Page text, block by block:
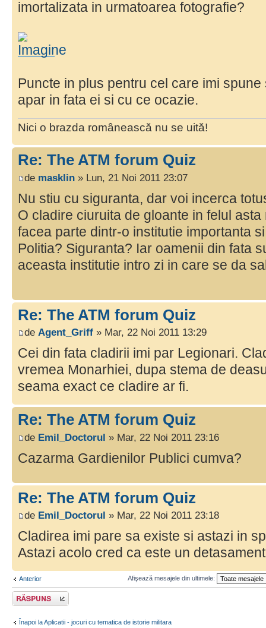
imortalizata in urmatoarea fotografie?
Puncte in plus pentru cel care imi
apar in fata ei si cu ce ocazie.
Nici o brazda românească nu se uită!
Re: The ATM forum Quiz
de masklin » Lun, 21 Noi 2011 23:07
Nu stiu cu siguranta, dar voi incerca
O cladire ciuruita de gloante in felul
facea parte dintr-o institutie importanta
Politia? Siguranta? Iar oamenii din fata
aceasta institutie intro zi in care se da
Re: The ATM forum Quiz
de Agent_Griff » Mar, 22 Noi 2011 13:29
Cei din fata cladirii imi par Legionari.
vremea Monarhiei, dupa stema de
seama exact ce cladire ar fi.
Re: The ATM forum Quiz
de Emil_Doctorul » Mar, 22 Noi 2011 23:16
Cazarma Gardienilor Publici cumva?
Re: The ATM forum Quiz
de Emil_Doctorul » Mar, 22 Noi 2011 23:18
Cladirea imi pare sa existe si astazi in
Astazi acolo cred ca este un
Anterior Afişează mesajele din ultimele:
Răspunde
Înapoi la Aplicatii - jocuri cu tematica de istorie militara